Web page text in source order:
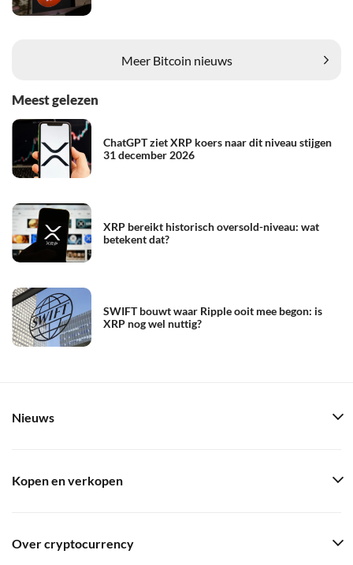
Meer Bitcoin nieuws
Meest gelezen
ChatGPT ziet XRP koers naar dit niveau stijgen
31 december 2026
XRP bereikt historisch oversold-niveau: wat
betekent dat?
SWIFT bouwt waar Ripple ooit mee begon: is
XRP nog wel nuttig?
Nieuws
Kopen en verkopen
Over cryptocurrency